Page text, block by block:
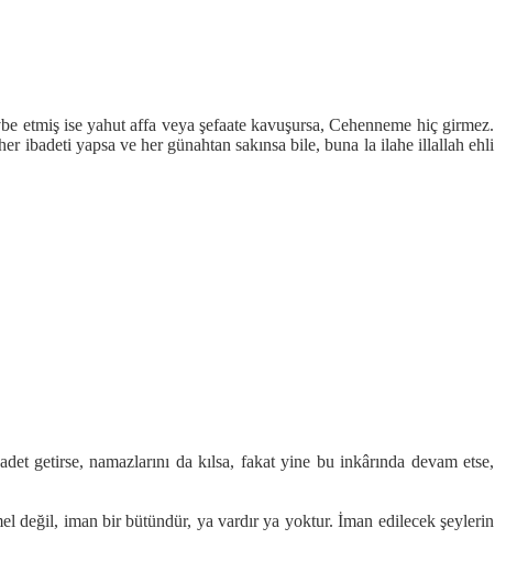
etmiş ise yahut affa veya şefaate kavuşursa, Cehenneme hiç girmez.
ibadeti yapsa ve her günahtan sakınsa bile, buna la ilahe illallah ehli
getirse, namazlarını da kılsa, fakat yine bu inkârında devam etse,
değil, iman bir bütündür, ya vardır ya yoktur. İman edilecek şeylerin